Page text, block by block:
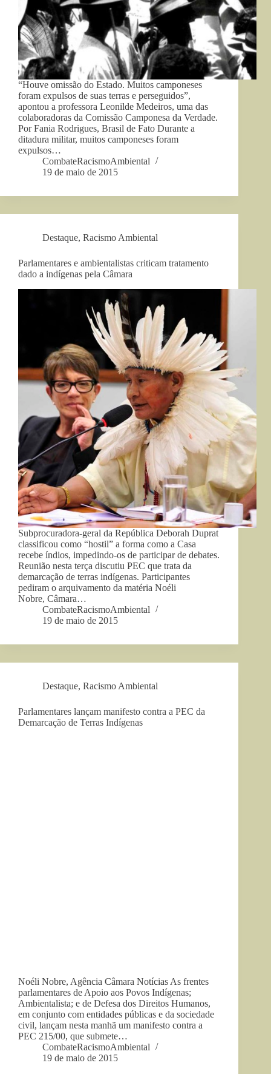
“Houve omissão do Estado. Muitos camponeses
foram expulsos de suas terras e perseguidos”,
apontou a professora Leonilde Medeiros, uma das
colaboradoras da Comissão Camponesa da Verdade.
Por Fania Rodrigues, Brasil de Fato Durante a
ditadura militar, muitos camponeses foram
expulsos…
CombateRacismoAmbiental
19 de maio de 2015
Destaque, Racismo Ambiental
Parlamentares e ambientalistas criticam tratamento
dado a indígenas pela Câmara
Subprocuradora-geral da República Deborah Duprat
classificou como “hostil” a forma como a Casa
recebe índios, impedindo-os de participar de debates.
Reunião nesta terça discutiu PEC que trata da
demarcação de terras indígenas. Participantes
pediram o arquivamento da matéria Noéli
Nobre, Câmara…
CombateRacismoAmbiental
19 de maio de 2015
Destaque, Racismo Ambiental
Parlamentares lançam manifesto contra a PEC da
Demarcação de Terras Indígenas
Noéli Nobre, Agência Câmara Notícias As frentes
parlamentares de Apoio aos Povos Indígenas;
Ambientalista; e de Defesa dos Direitos Humanos,
em conjunto com entidades públicas e da sociedade
civil, lançam nesta manhã um manifesto contra a
PEC 215/00, que submete…
CombateRacismoAmbiental
19 de maio de 2015